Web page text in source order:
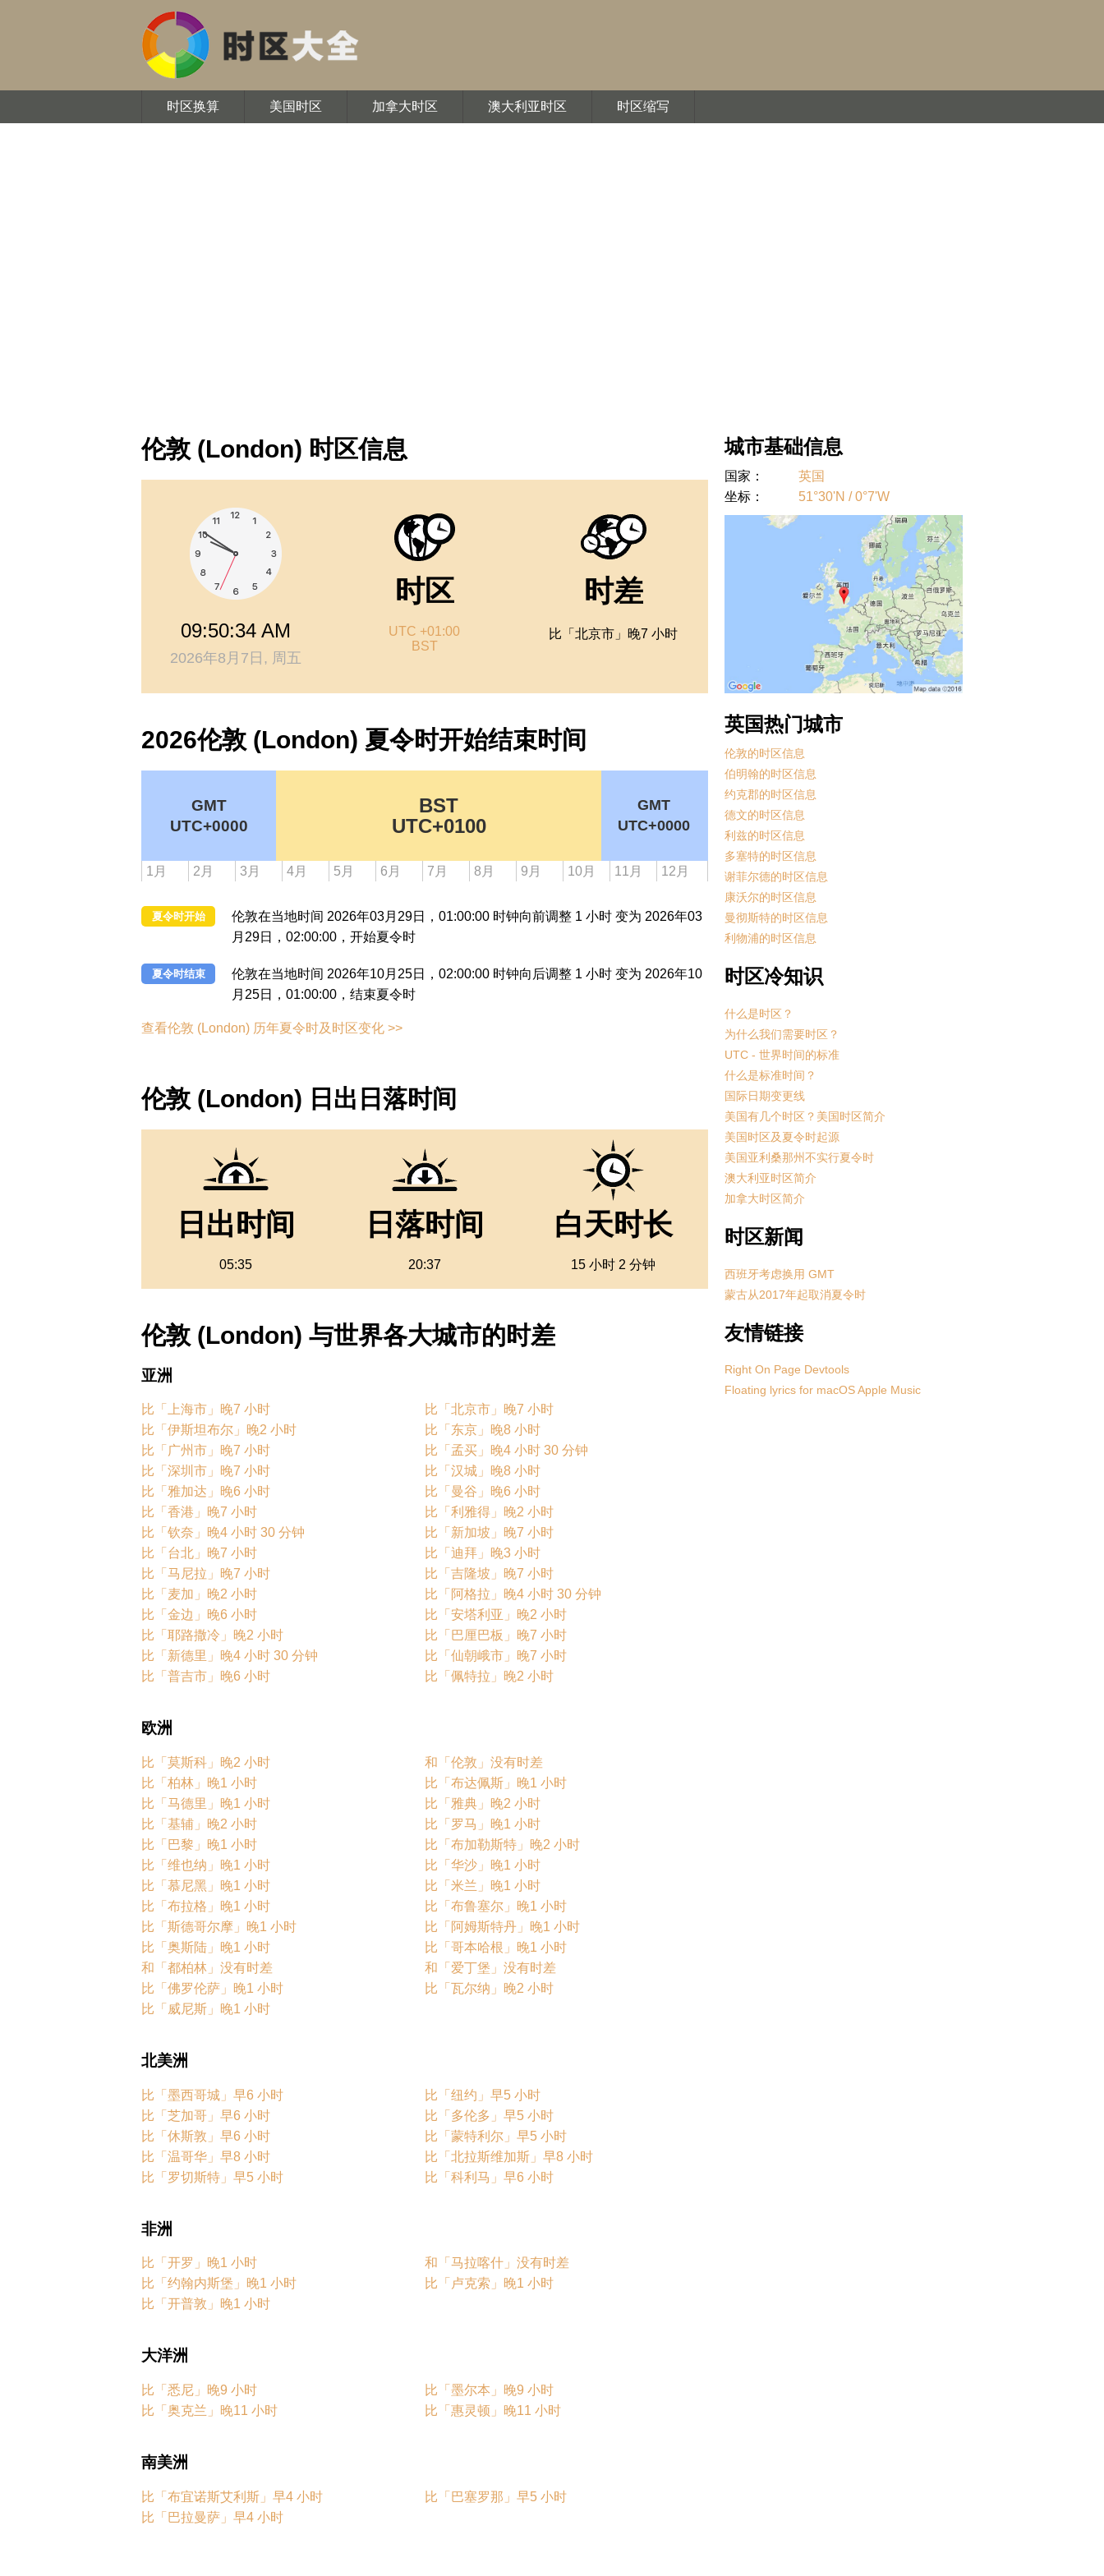
时区换算 美国时区 加拿大时区 澳大利亚时区 时区缩写
伦敦 (London) 时区信息
09:50:34 AM
2026年8月7日, 周五
时区
UTC +01:00
BST
时差
比「北京市」晚7 小时
2026伦敦 (London) 夏令时开始结束时间
GMT
UTC+0000
BST
UTC+0100
GMT
UTC+0000
1月 2月 3月 4月 5月 6月 7月 8月 9月 10月 11月 12月
夏令时开始
伦敦在当地时间 2026年03月29日，01:00:00 时钟向前调整 1 小时 变为 2026年03
月29日，02:00:00，开始夏令时
夏令时结束
伦敦在当地时间 2026年10月25日，02:00:00 时钟向后调整 1 小时 变为 2026年10
月25日，01:00:00，结束夏令时
查看伦敦 (London) 历年夏令时及时区变化 >>
伦敦 (London) 日出日落时间
日出时间
05:35
日落时间
20:37
白天时长
15 小时 2 分钟
伦敦 (London) 与世界各大城市的时差
亚洲
比「上海市」晚7 小时
比「北京市」晚7 小时
比「伊斯坦布尔」晚2 小时
比「东京」晚8 小时
比「广州市」晚7 小时
比「孟买」晚4 小时 30 分钟
比「深圳市」晚7 小时
比「汉城」晚8 小时
比「雅加达」晚6 小时
比「曼谷」晚6 小时
比「香港」晚7 小时
比「利雅得」晚2 小时
比「钦奈」晚4 小时 30 分钟
比「新加坡」晚7 小时
比「台北」晚7 小时
比「迪拜」晚3 小时
比「马尼拉」晚7 小时
比「吉隆坡」晚7 小时
比「麦加」晚2 小时
比「阿格拉」晚4 小时 30 分钟
比「金边」晚6 小时
比「安塔利亚」晚2 小时
比「耶路撒冷」晚2 小时
比「巴厘巴板」晚7 小时
比「新德里」晚4 小时 30 分钟
比「仙朝峨市」晚7 小时
比「普吉市」晚6 小时
比「佩特拉」晚2 小时
欧洲
比「莫斯科」晚2 小时
和「伦敦」没有时差
比「柏林」晚1 小时
比「布达佩斯」晚1 小时
比「马德里」晚1 小时
比「雅典」晚2 小时
比「基辅」晚2 小时
比「罗马」晚1 小时
比「巴黎」晚1 小时
比「布加勒斯特」晚2 小时
比「维也纳」晚1 小时
比「华沙」晚1 小时
比「慕尼黑」晚1 小时
比「米兰」晚1 小时
比「布拉格」晚1 小时
比「布鲁塞尔」晚1 小时
比「斯德哥尔摩」晚1 小时
比「阿姆斯特丹」晚1 小时
比「奥斯陆」晚1 小时
比「哥本哈根」晚1 小时
和「都柏林」没有时差
和「爱丁堡」没有时差
比「佛罗伦萨」晚1 小时
比「瓦尔纳」晚2 小时
比「威尼斯」晚1 小时
北美洲
比「墨西哥城」早6 小时
比「纽约」早5 小时
比「芝加哥」早6 小时
比「多伦多」早5 小时
比「休斯敦」早6 小时
比「蒙特利尔」早5 小时
比「温哥华」早8 小时
比「北拉斯维加斯」早8 小时
比「罗切斯特」早5 小时
比「科利马」早6 小时
非洲
比「开罗」晚1 小时
和「马拉喀什」没有时差
比「约翰内斯堡」晚1 小时
比「卢克索」晚1 小时
比「开普敦」晚1 小时
大洋洲
比「悉尼」晚9 小时
比「墨尔本」晚9 小时
比「奥克兰」晚11 小时
比「惠灵顿」晚11 小时
南美洲
比「布宜诺斯艾利斯」早4 小时
比「巴塞罗那」早5 小时
比「巴拉曼萨」早4 小时
城市基础信息
国家：
英国
坐标：
51°30'N / 0°7'W
英国热门城市
伦敦的时区信息
伯明翰的时区信息
约克郡的时区信息
德文的时区信息
利兹的时区信息
多塞特的时区信息
谢菲尔德的时区信息
康沃尔的时区信息
曼彻斯特的时区信息
利物浦的时区信息
时区冷知识
什么是时区？
为什么我们需要时区？
UTC - 世界时间的标准
什么是标准时间？
国际日期变更线
美国有几个时区？美国时区简介
美国时区及夏令时起源
美国亚利桑那州不实行夏令时
澳大利亚时区简介
加拿大时区简介
时区新闻
西班牙考虑换用 GMT
蒙古从2017年起取消夏令时
友情链接
Right On Page Devtools
Floating lyrics for macOS Apple Music